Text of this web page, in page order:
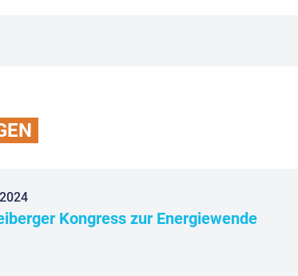
Kongress zur Energiewende